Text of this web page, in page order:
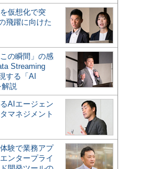
仮想化で突
飛躍に向けた
の瞬間」の感
Streaming
する「AI
解説
AIエージェン
マネジメント
験で業務アプ
ンタープライ